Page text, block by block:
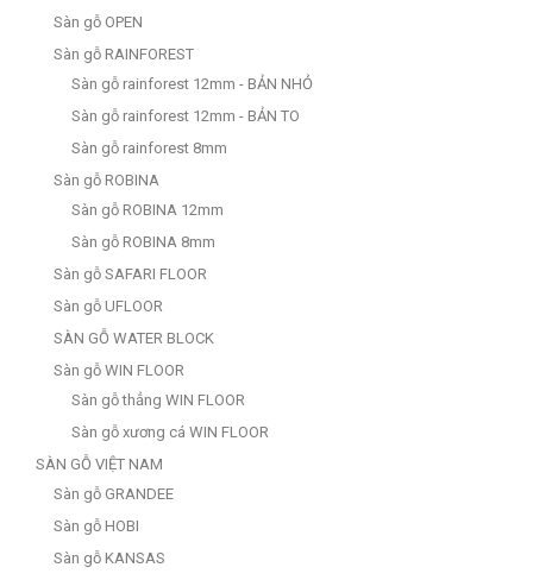
Sàn gỗ OPEN
Sàn gỗ RAINFOREST
Sàn gỗ rainforest 12mm - BẢN NHỎ
Sàn gỗ rainforest 12mm - BẢN TO
Sàn gỗ rainforest 8mm
Sàn gỗ ROBINA
Sàn gỗ ROBINA 12mm
Sàn gỗ ROBINA 8mm
Sàn gỗ SAFARI FLOOR
Sàn gỗ UFLOOR
SÀN GỖ WATER BLOCK
Sàn gỗ WIN FLOOR
Sàn gỗ thẳng WIN FLOOR
Sàn gỗ xương cá WIN FLOOR
SÀN GỖ VIỆT NAM
Sàn gỗ GRANDEE
Sàn gỗ HOBI
Sàn gỗ KANSAS